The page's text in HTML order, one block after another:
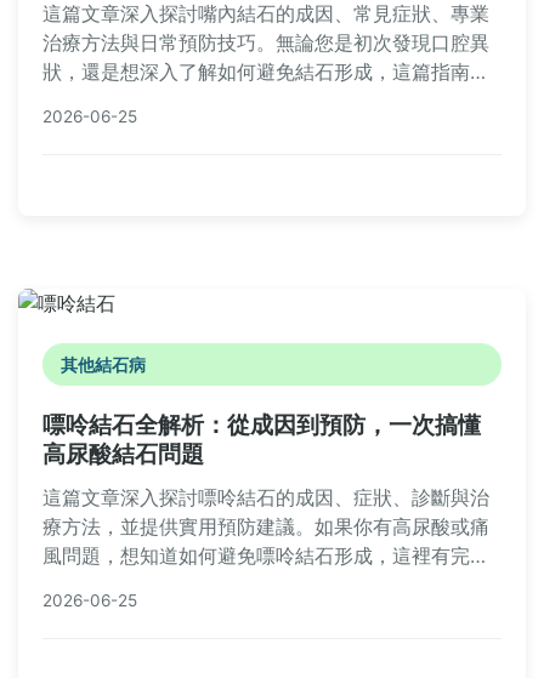
這篇文章深入探討嘴內結石的成因、常見症狀、專業
治療方法與日常預防技巧。無論您是初次發現口腔異
狀，還是想深入了解如何避免結石形成，這篇指南都
較表格、預防清單，以及常見問答，幫助您全面掌握
2026-06-25
其他結石病
嘌呤結石全解析：從成因到預防，一次搞懂
高尿酸結石問題
這篇文章深入探討嘌呤結石的成因、症狀、診斷與治
療方法，並提供實用預防建議。如果你有高尿酸或痛
風問題，想知道如何避免嘌呤結石形成，這裡有完整
2026-06-25